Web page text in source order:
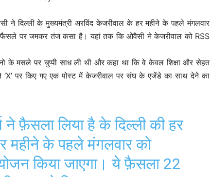
ने दिल्ली के मुख्यमंत्री अरविंद केजरीवाल के हर महीने के पहले मंगलवार
फैसले पर जमकर तंज कसा है। यहां तक कि ओवैसी ने केजरीवाल को RSS
के मसले पर चुप्पी साध ली थी और कहा था कि वे केवल शिक्षा और सेहत
पर किए गए एक पोस्ट में केजरीवाल पर संघ के एजेंडे का साथ देने का
ने फ़ैसला लिया है के दिल्ली की हर
महीने के पहले मंगलवार को
किया जाएगा। ये फ़ैसला 22